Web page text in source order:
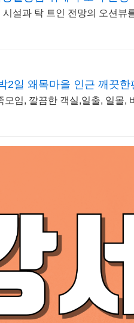
설과 탁 트인 전망의 오션뷰
2일 왜목마을 인근 깨끗한